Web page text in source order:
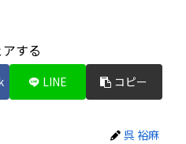
する
LINE コピー
呉 裕麻